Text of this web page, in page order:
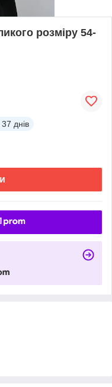
розміру 54-
37 днів